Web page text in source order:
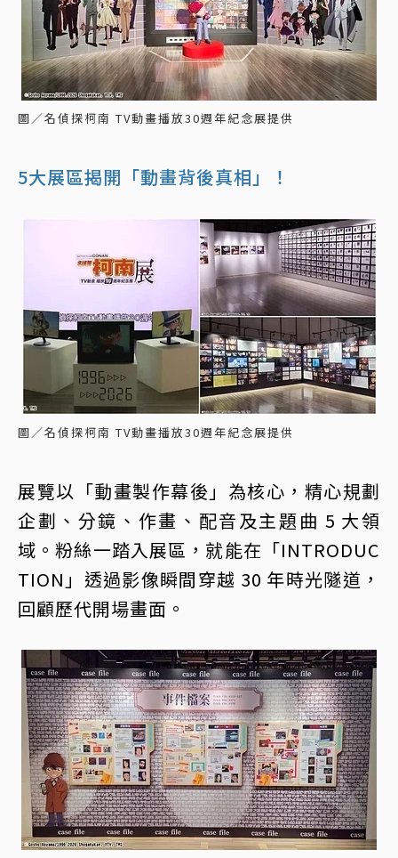
圖／名偵探柯南 TV動畫播放30週年紀念展提供
5大展區揭開「動畫背後真相」！
圖／名偵探柯南 TV動畫播放30週年紀念展提供
展覽以「動畫製作幕後」為核心，精心規劃
企劃、分鏡、作畫、配音及主題曲 5 大領
域。粉絲一踏入展區，就能在「INTRODUC
TION」透過影像瞬間穿越 30 年時光隧道，
回顧歷代開場畫面。